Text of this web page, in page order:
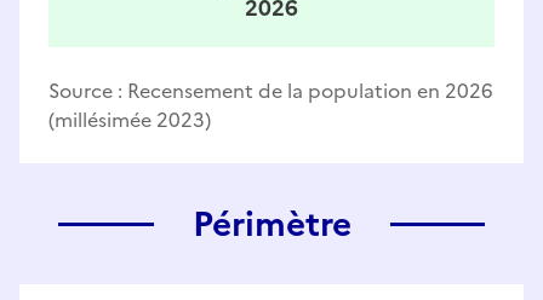
2026
Source : Recensement de la population en 2026
(millésimée 2023)
Périmètre